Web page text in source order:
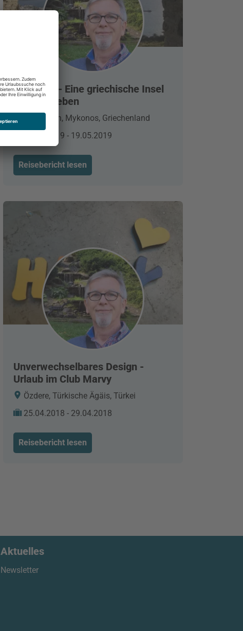
Mykonos - Eine griechische Insel
zum Verlieben
Elia Beach, Mykonos, Griechenland
15.05.2019 - 19.05.2019
Reisebericht lesen
Unverwechselbares Design -
Urlaub im Club Marvy
Özdere, Türkische Ägäis, Türkei
25.04.2018 - 29.04.2018
Reisebericht lesen
Aktuelles
Newsletter